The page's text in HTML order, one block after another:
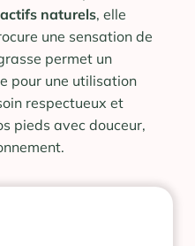
actifs naturels, elle
une sensation de
permet un
pour une utilisation
respectueux et
pieds avec douceur,